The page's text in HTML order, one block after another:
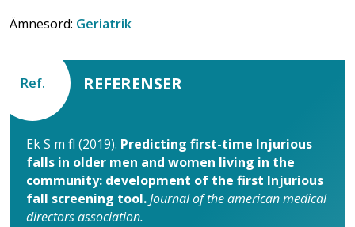
Ämnesord: Geriatrik
Ref. REFERENSER
Ek S m fl (2019). Predicting first-time Injurious
falls in older men and women living in the
community: development of the first Injurious
fall screening tool.Journal of the american medical
directors association.